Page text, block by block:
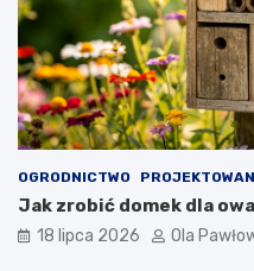
OGRODNICTWO
Jak zrobić domek dla
18 lipca 2026 Ola